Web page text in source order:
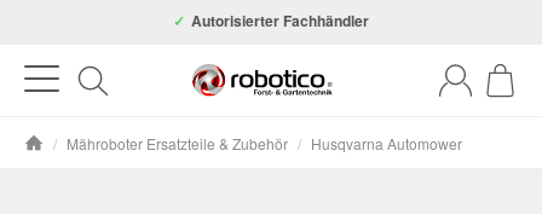
Autorisierter Fachhändler
/ Mähroboter Ersatzteile & Zubehör / Husqvarna Automower